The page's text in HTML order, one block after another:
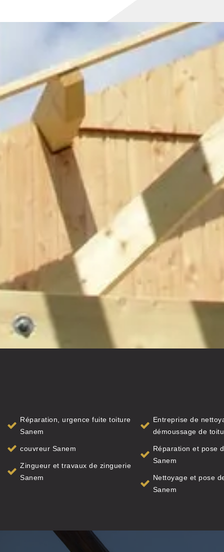
Réparation, urgence fuite toiture
Sanem
couvreur Sanem
Zingueur et travaux de zinguerie
Sanem
Entreprise de
démoussage de
Réparation et pose
Sanem
Nettoyage et pose
Sanem